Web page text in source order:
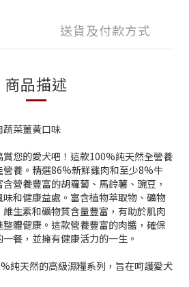
送貨及付款方式
商品描述
菜薑黃口味
您的愛犬吧！這款100%純天然全營養
養。精選86%新鮮雞肉和至少8%牛
營養豐富的胡蘿蔔、馬鈴薯、豌豆，
和健康益處。富含植物萃取物、礦物
生素和礦物質含量豐富，有助於肌肉
體健康。這款營養豐富的肉醬，確保
餐，並擁有健康活力的一生。
純天然的高級濕糧系列，旨在呵護愛犬